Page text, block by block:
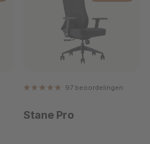
97 beoordelingen
Stane Pro